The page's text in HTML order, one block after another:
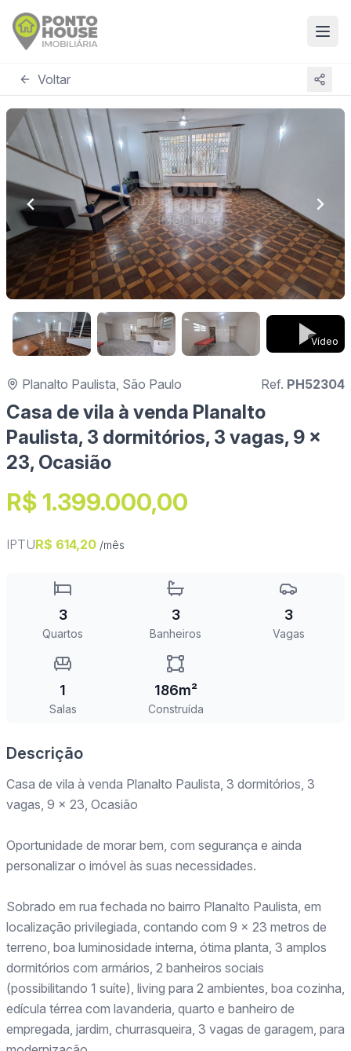
Voltar
Vídeo
Planalto Paulista, São Paulo Ref. PH52304
Casa de vila à venda Planalto
Paulista, 3 dormitórios, 3 vagas, 9 x
23, Ocasião
R$ 1.399.000,00
IPTUR$ 614,20 /mês
3
Quartos
3
Banheiros
3
Vagas
1
Salas
186m²
Construída
Descrição
Casa de vila à venda Planalto Paulista, 3 dormitórios, 3
vagas, 9 x 23, Ocasião
Oportunidade de morar bem, com segurança e ainda
personalizar o imóvel às suas necessidades.
Sobrado em rua fechada no bairro Planalto Paulista, em
localização privilegiada, contando com 9 x 23 metros de
terreno, boa luminosidade interna, ótima planta, 3 amplos
dormitórios com armários, 2 banheiros sociais
(possibilitando 1 suíte), living para 2 ambientes, boa cozinha,
edícula térrea com lavanderia, quarto e banheiro de
empregada, jardim, churrasqueira, 3 vagas de garagem, para